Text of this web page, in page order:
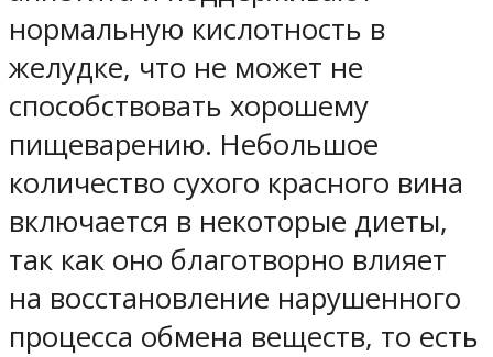
нормальную кислотность в
желудке, что не может не
способствовать хорошему
пищеварению. Небольшое
количество сухого красного вина
включается в некоторые диеты,
так как оно благотворно влияет
на восстановление нарушенного
процесса обмена веществ, то есть